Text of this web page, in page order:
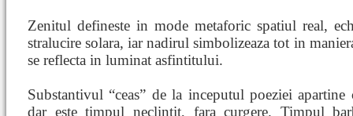
Zenitul defineste in mode metaforic spatiul real,
stralucire solara, iar nadirul simbolizeaza tot in
se reflecta in luminat asfintitului.
Substantivul “ceas” de la inceputul poeziei
dar este timpul neclintit, fara curgere. Timpul